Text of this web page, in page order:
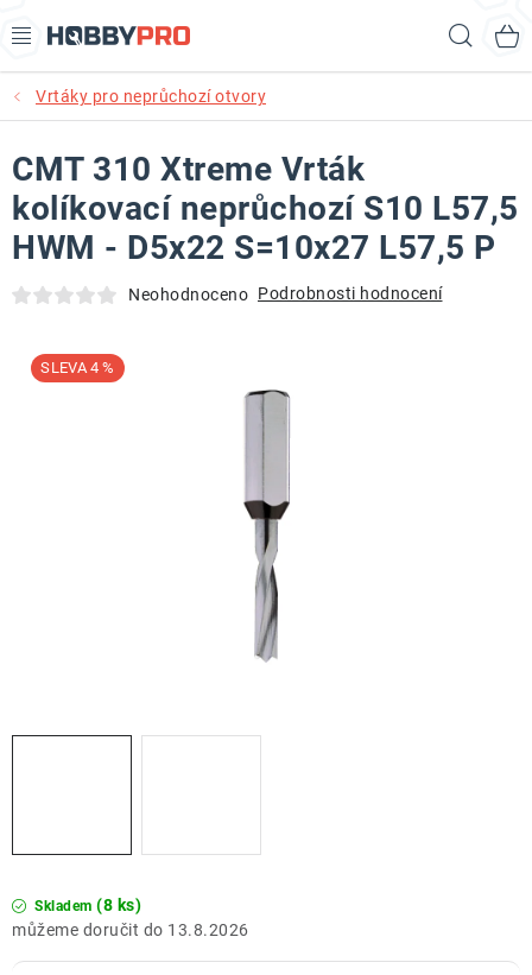
na
AKCE
PRODUKTY
PRODUKTY RECORD POWER
PRODUKTY BENET
Obchodní podmínky
Podmínky ochrany osobních údajů
Vrtáky pro neprůchozí otvory
Skladem (8 ks)
13.8.2026
CMT 310 Xtreme Vrták
kolíkovací neprůchozí S10 L57,5
HWM - D5x22 S=10x27 L57,5 P
Neohodnoceno Podrobnosti hodnocení
4 %